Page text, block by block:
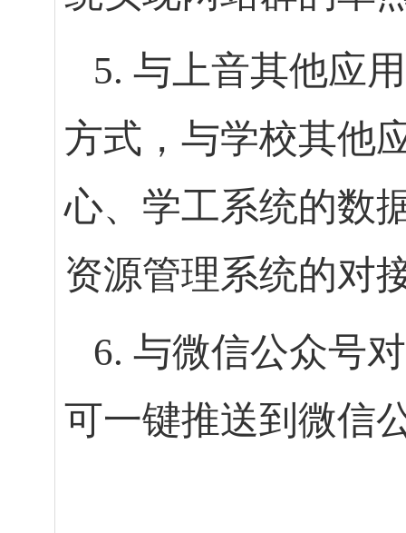
5. 与上音其他应
方式，与学校其他
心、学工系统的数
资源管理系统的对
6. 与微信公众号
可一键推送到微信